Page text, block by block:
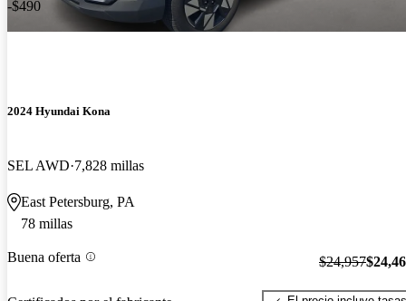
-$490
2024 Hyundai Kona
SEL AWD 7,828 millas
East Petersburg, PA
78 millas
Buena oferta $24,957